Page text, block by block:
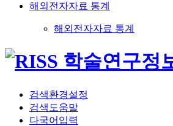
해외전자자료 통계
해외전자자료 통계
검색환경설정
검색도움말
다국어입력